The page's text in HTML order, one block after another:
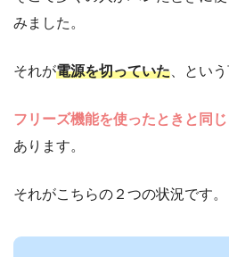
みました。
それが電源を切っていた 、とい
フリーズ機能を使ったときと同
あります。
それがこちらの２つの状況です。